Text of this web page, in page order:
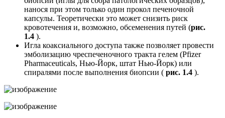
нанося при этом только один прокол печеночной
капсулы. Теоретически это может снизить риск
кровотечения и, возможно, обсеменения путей (рис.
1.4 ).
Игла коаксиального доступа также позволяет провести
эмболизацию чреспеченочного тракта гелем (Pfizer
Pharmaceuticals, Нью-Йорк, штат Нью-Йорк) или
спиралями после выполнения биопсии ( рис. 1.4 ).